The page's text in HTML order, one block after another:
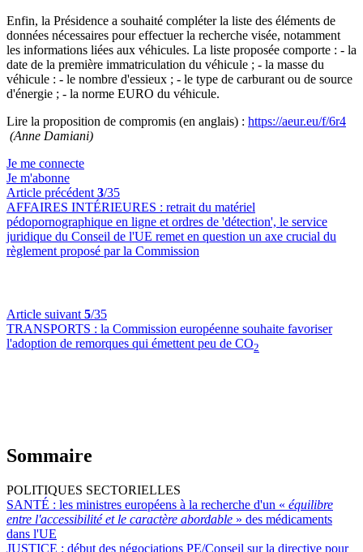
Enfin, la Présidence a souhaité compléter la liste des éléments de
données nécessaires pour effectuer la recherche visée, notamment
les informations liées aux véhicules. La liste proposée comporte : - la
date de la première immatriculation du véhicule ; - la masse du
véhicule : - le nombre d'essieux ; - le type de carburant ou de source
d'énergie ; - la norme EURO du véhicule.
Lire la proposition de compromis (en anglais) : https://aeur.eu/f/6r4
(Anne Damiani)
Je me connecte
Je m'abonne
Article précédent 3/35
AFFAIRES INTÉRIEURES : retrait du matériel
pédopornographique en ligne et ordres de 'détection', le service
juridique du Conseil de l'UE remet en question un axe crucial du
règlement proposé par la Commission
Article suivant 5/35
TRANSPORTS : la Commission européenne souhaite favoriser
l'adoption de remorques qui émettent peu de CO2
Sommaire
POLITIQUES SECTORIELLES
SANTÉ : les ministres européens à la recherche d'un « équilibre
entre l'accessibilité et le caractère abordable » des médicaments
dans l'UE
JUSTICE : début des négociations PE/Conseil sur la directive pour